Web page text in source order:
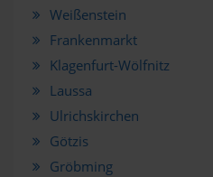
Weißenstein
Frankenmarkt
Klagenfurt-Wölfnitz
Laussa
Ulrichskirchen
Götzis
Gröbming